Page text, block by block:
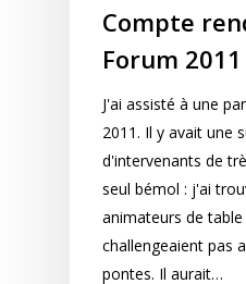
Compte
Forum 2011
J'ai assisté à une
2011. Il y avait une
d'intervenants de
seul bémol : j'ai
animateurs de
challengeaient pas
pontes. Il aurait…